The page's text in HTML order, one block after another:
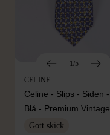
1/5
CELINE
Celine - Slips - Siden -
Blå - Premium Vintage
Gott skick